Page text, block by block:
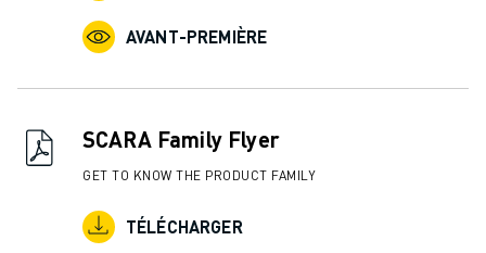
AVANT-PREMIÈRE
SCARA Family Flyer
GET TO KNOW THE PRODUCT FAMILY
TÉLÉCHARGER